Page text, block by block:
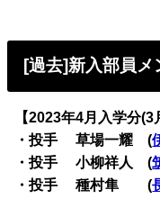
[過去]新入部員
【2023年4月入学分(3
・投手 草場一耀 (
・投手 小柳祥人 (
・投手 種村隼 (